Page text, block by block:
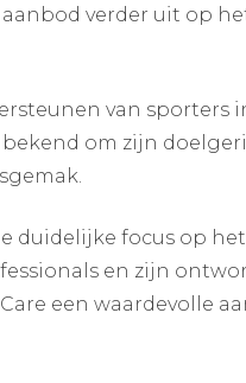
verder uit op
van
om zijn
duidelijke focus op
en zijn
een waardevolle